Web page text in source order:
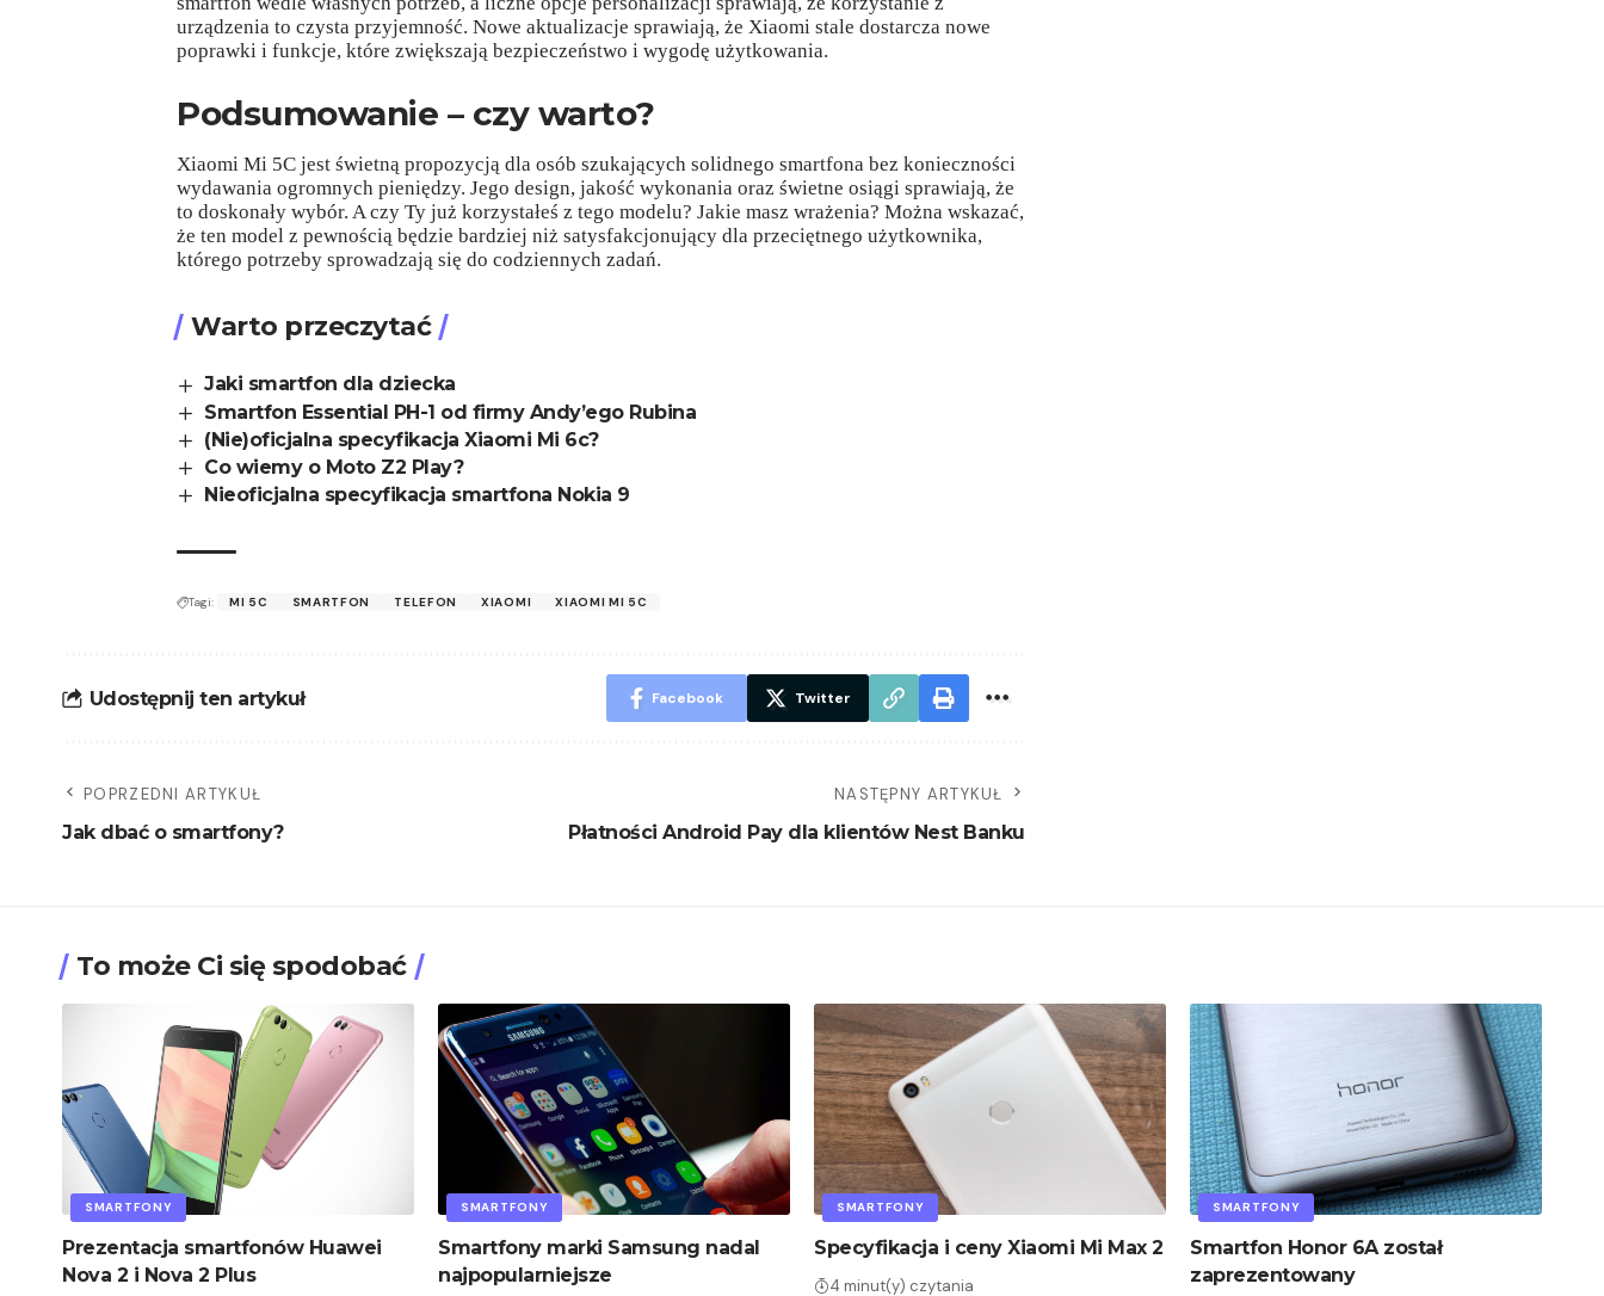
urządzenia to czysta przyjemność. Nowe aktualizacje sprawiają, że Xiaomi stale dostarcza nowe
poprawki i funkcje, które zwiększają bezpieczeństwo i wygodę użytkowania.
Podsumowanie – czy warto?
Xiaomi Mi 5C jest świetną propozycją dla osób szukających solidnego smartfona bez konieczności
wydawania ogromnych pieniędzy. Jego design, jakość wykonania oraz świetne osiągi sprawiają, że
to doskonały wybór. A czy Ty już korzystałeś z tego modelu? Jakie masz wrażenia? Można wskazać,
że ten model z pewnością będzie bardziej niż satysfakcjonujący dla przeciętnego użytkownika,
którego potrzeby sprowadzają się do codziennych zadań.
Warto przeczytać
Jaki smartfon dla dziecka
Smartfon Essential PH-1 od firmy Andy’ego Rubina
(Nie)oficjalna specyfikacja Xiaomi Mi 6c?
Co wiemy o Moto Z2 Play?
Nieoficjalna specyfikacja smartfona Nokia 9
Tagi: MI 5C SMARTFON TELEFON XIAOMI XIAOMI MI 5C
Udostępnij ten artykuł Facebook Twitter
POPRZEDNI ARTYKUŁ
Jak dbać o smartfony?
NASTĘPNY ARTYKUŁ
Płatności Android Pay dla klientów Nest Banku
To może Ci się spodobać
SMARTFONY
Prezentacja smartfonów Huawei
Nova 2 i Nova 2 Plus
SMARTFONY
Smartfony marki Samsung nadal
najpopularniejsze
SMARTFONY
Specyfikacja i ceny Xiaomi Mi Max 2
4 minut(y) czytania
SMARTFONY
Smartfon Honor 6A został
zaprezentowany